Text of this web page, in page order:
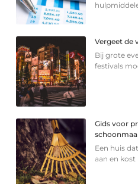
Vergeet de
Bij grote
festivals
Gids voor
Een huis
aan en